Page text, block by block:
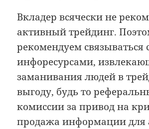
Вкладер всячески не
активный трейдинг.
рекомендуем связываться
инфоресурсами,
заманивания людей в
выгоду, будь то
комиссии за привод на
продажа информации для